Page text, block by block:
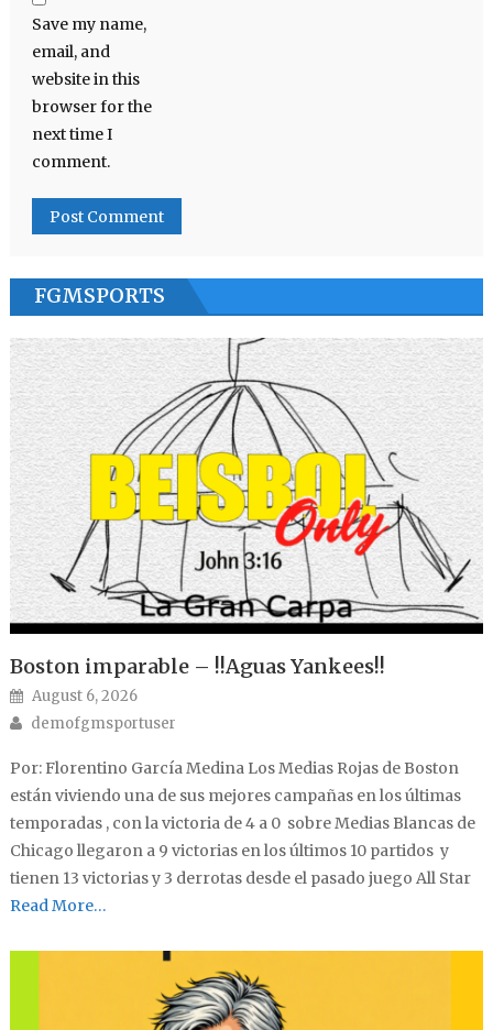
Save my name,
email, and
website in this
browser for the
next time I
comment.
FGMSPORTS
Boston imparable – !!Aguas Yankees!!
Posted on
August 6, 2026
Author
demofgmsportuser
Por: Florentino García Medina Los Medias Rojas de Boston
están viviendo una de sus mejores campañas en los últimas
temporadas , con la victoria de 4 a 0 sobre Medias Blancas de
Chicago llegaron a 9 victorias en los últimos 10 partidos y
tienen 13 victorias y 3 derrotas desde el pasado juego All Star
Read More…